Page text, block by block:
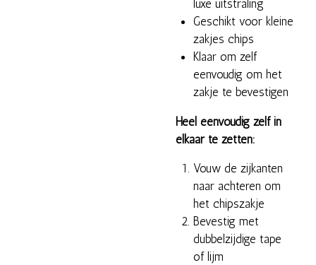
luxe uitstraling
Geschikt voor kleine
zakjes chips
Klaar om zelf
eenvoudig om het
zakje te bevestigen
Heel eenvoudig zelf in
elkaar te zetten:
Vouw de zijkanten
naar achteren om
het chipszakje
Bevestig met
dubbelzijdige tape
of lijm